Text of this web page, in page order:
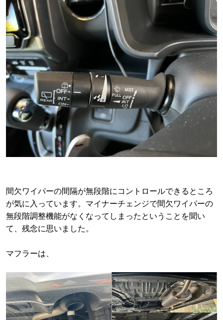
間欠ワイパーの間隔が無段階にコントロールできるところ
が気に入っています。マイナーチェンジで間欠ワイパーの
無段階調整機能がなくなってしまったということを聞い
て、残念に思いました。
マフラーは、